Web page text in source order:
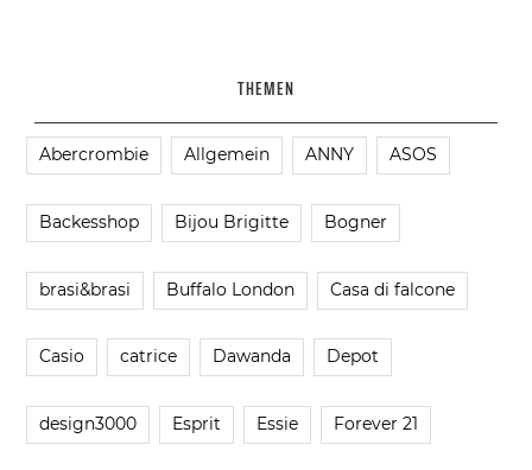
THEMEN
Abercrombie Allgemein ANNY ASOS
Backesshop Bijou Brigitte Bogner
brasi&brasi Buffalo London Casa di falcone
Casio catrice Dawanda Depot
design3000 Esprit Essie Forever 21